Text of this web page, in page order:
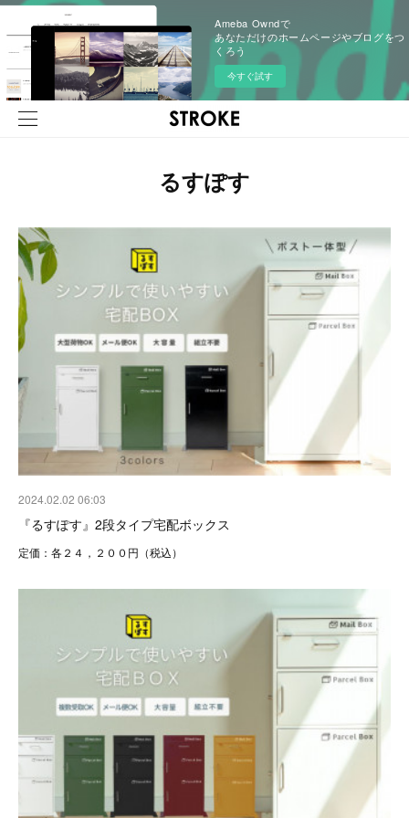
Ameba Owndで
あなただけのホームページやブログをつ
くろう
今すぐ試す
るすぽす
2024.02.02 06:03
『るすぽす』2段タイプ宅配ボックス
定価：各２４，２００円（税込）